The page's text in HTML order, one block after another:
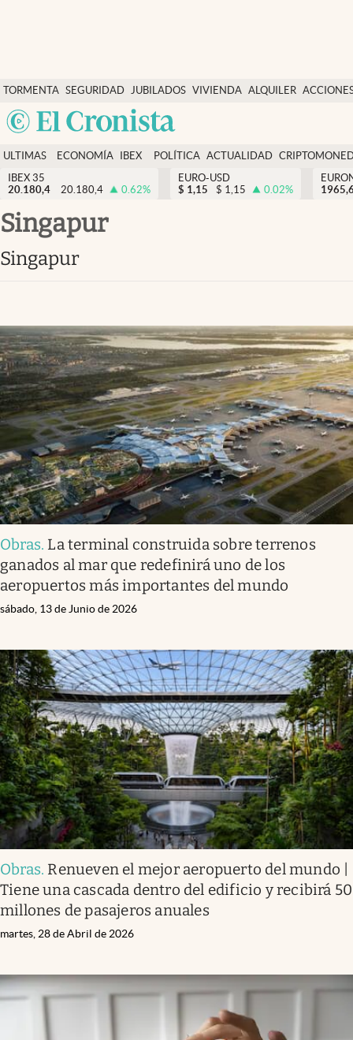
TORMENTA SEGURIDAD
SOCIAL
JUBILADOS VIVIENDA ALQUILER
USA
Economía y finanzas
Política
Actualidad
Criptomonedas
España
ULTIMAS
NOTICIAS
ECONOMÍA
FINANZAS
IBEX
EURO
POLÍTICA ACTUALIDAD
IBEX 35
20.180,4
20.180,4 0.62%
EURO-USD
$ 1,15 $ 1,15 0.02%
singapur
singapur
Obras. La terminal construida sobre terrenos
ganados al mar que redefinirá uno de los
aeropuertos más importantes del mundo
sábado, 13 de Junio de 2026
Obras. Renueven el mejor aeropuerto del mundo |
Tiene una cascada dentro del edificio y recibirá 50
millones de pasajeros anuales
martes, 28 de Abril de 2026